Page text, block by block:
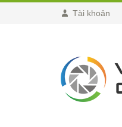
Tài khoản